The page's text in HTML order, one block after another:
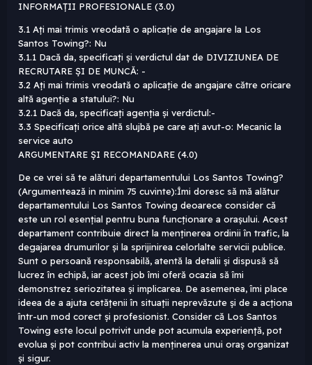
INFORMAȚII PROFESIONALE (3.0)
3.1 Ați mai trimis vreodată o aplicație de angajare la Los
Santos Towing?: Nu
3.1.1 Dacă da, specificați și verdictul dat de DIVIZIUNEA DE
RECRUTARE ȘI DE MUNCĂ: -
3.2 Ați mai trimis vreodată o aplicație de angajare către oricare
altă agenție a statului?: Nu
3.2.1 Dacă da, specificați agenția și verdictul:-
3.3 Specificați orice altă slujbă pe care ați avut-o: Mecanic la
service auto
ARGUMENTARE ȘI RECOMANDARE (4.0)
De ce vrei să te alături departamentului Los Santos Towing?
(Argumentează in minim 75 cuvinte):Îmi doresc să mă alătur
departamentului Los Santos Towing deoarece consider că
este un rol esențial pentru buna funcționare a orașului. Acest
departament contribuie direct la menținerea ordinii în trafic, la
degajarea drumurilor și la sprijinirea celorlalte servicii publice.
Sunt o persoană responsabilă, atentă la detalii și dispusă să
lucrez în echipă, iar acest job îmi oferă ocazia să îmi
demonstrez seriozitatea și implicarea. De asemenea, îmi place
ideea de a ajuta cetățenii în situații neprevăzute și de a acționa
într-un mod corect și profesionist. Consider că Los Santos
Towing este locul potrivit unde pot acumula experiență, pot
evolua și pot contribui activ la menținerea unui oraș organizat
și sigur.